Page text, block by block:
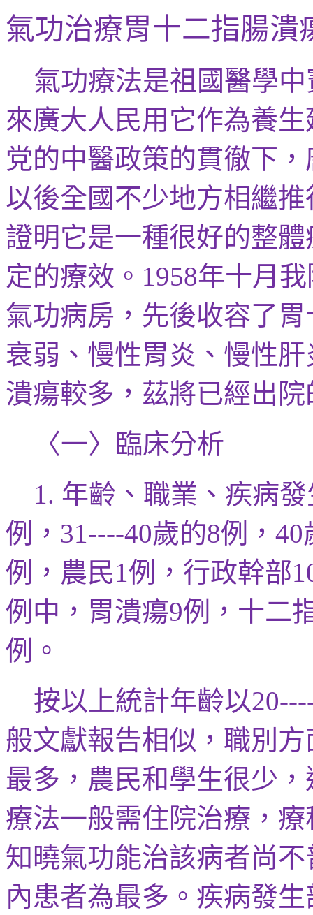
氣功治療胃十二指腸潰
氣功療法是祖國醫學
來廣大人民用它作為養
党的中醫政策的貫徹下
以後全國不少地方相繼
證明它是一種很好的整
定的療效。 1958年十月
氣功病房，先後收容了
衰弱、慢性胃炎、慢性肝
潰瘍較多，茲將已經出院
〈一〉臨床分析
1. 年齡、職業、疾病
例， 31----40歲的8例， 40
例，農民1例，行政幹部
例中，胃潰瘍9例，十二
例。
按以上統計年齡以
般文獻報告相似，職別
最多，農民和學生很少
療法一般需住院治療，
知曉氣功能治該病者尚
內患者為最多。疾病發